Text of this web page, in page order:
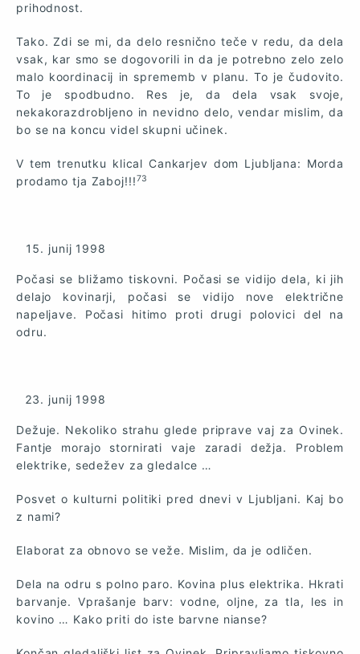
prihodnost.
Tako. Zdi se mi, da delo resnično teče v redu, da dela
vsak, kar smo se dogovorili in da je potrebno zelo zelo
malo koordinacij in sprememb v planu. To je čudovito.
To je spodbudno. Res je, da dela vsak svoje,
nekakorazdrobljeno in nevidno delo, vendar mislim, da
bo se na koncu videl skupni učinek.
V tem trenutku klical Cankarjev dom Ljubljana: Morda
prodamo tja Zaboj!!!73
junij 1998
Počasi se bližamo tiskovni. Počasi se vidijo dela, ki jih
delajo kovinarji, počasi se vidijo nove električne
napeljave. Počasi hitimo proti drugi polovici del na
odru.
junij 1998
Dežuje. Nekoliko strahu glede priprave vaj za Ovinek.
Fantje morajo stornirati vaje zaradi dežja. Problem
elektrike, sedežev za gledalce …
Posvet o kulturni politiki pred dnevi v Ljubljani. Kaj bo
z nami?
Elaborat za obnovo se veže. Mislim, da je odličen.
Dela na odru s polno paro. Kovina plus elektrika. Hkrati
barvanje. Vprašanje barv: vodne, oljne, za tla, les in
kovino … Kako priti do iste barvne nianse?